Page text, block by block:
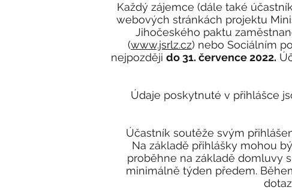
Každý zájemce (dále také
webových stránkách projektu
Jihočeského paktu
(www.jsrlz.cz) nebo Sociálním
nejpozději do 31. července 2022.
Údaje poskytnuté v přihlášce
Účastník soutěže svým
Na základě přihlášky mohou
proběhne na základě domluvy
minimálně týden předem.